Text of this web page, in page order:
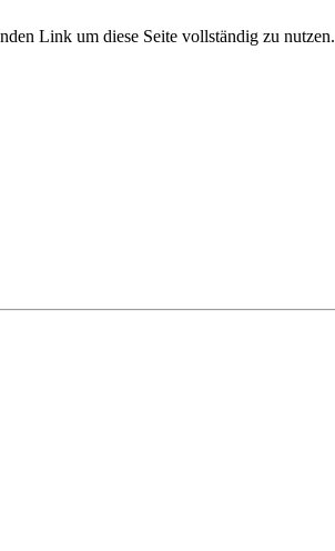
Link um diese Seite vollständig zu nutzen.